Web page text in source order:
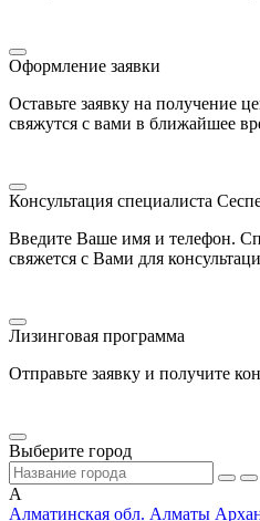
Оформление заявки
Оставьте заявку на получение
свяжутся с вами в ближайшее
Консультация специалиста
Введите Ваше имя и телефон.
свяжется с Вами для
Лизинговая программа
Отправьте заявку и получите
Выберите город
А
Алматинская обл. Алматы